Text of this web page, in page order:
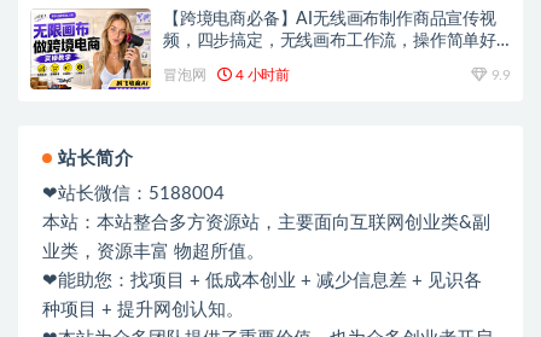
【跨境电商必备】AI无线画布制作商品宣传视
频，四步搞定，无线画布工作流，操作简单好
冒泡网 4 小时前 9.9
站长简介
❤站长微信：5188004
本站：本站整合多方资源站，主要面向互联网创业类&副
业类，资源丰富 物超所值。
❤能助您：找项目 + 低成本创业 + 减少信息差 + 见识各
种项目 + 提升网创认知。